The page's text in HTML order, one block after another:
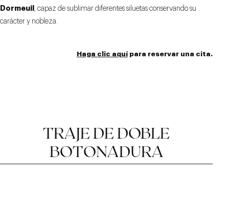
Dormeuil , capaz de sublimar diferentes siluetas conservando su
carácter y nobleza.
Haga clic aquípara reservar una cita.
TRAJE DE DOBLE
BOTONADURA